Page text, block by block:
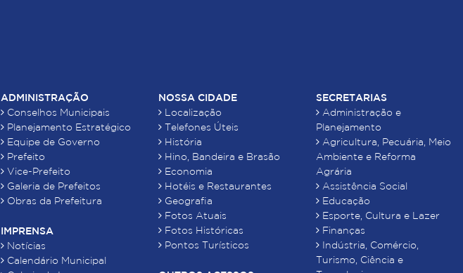
ADMINISTRAÇÃO
Conselhos Municipais
Planejamento Estratégico
Equipe de Governo
Prefeito
Vice-Prefeito
Galeria de Prefeitos
Obras da Prefeitura
IMPRENSA
Notícias
Calendário Municipal
NOSSA CIDADE
Localização
Telefones Úteis
História
Hino, Bandeira e Brasão
Economia
Hotéis e Restaurantes
Geografia
Fotos Atuais
Fotos Históricas
Pontos Turísticos
SECRETARIAS
Administração e
Planejamento
Agricultura, Pecuária, Meio
Ambiente e Reforma
Agrária
Assistência Social
Educação
Esporte, Cultura e Lazer
Finanças
Indústria, Comércio,
Turismo, Ciência e